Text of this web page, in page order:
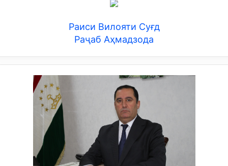
Раиси Вилояти Суғд
Раҷаб Аҳмадзода